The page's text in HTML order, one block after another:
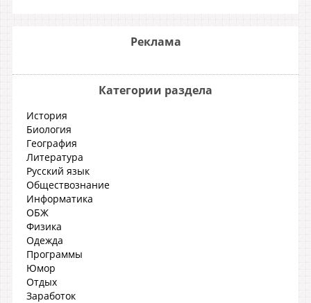
Реклама
Категории раздела
История
Биология
География
Литература
Русский язык
Обществознание
Информатика
ОБЖ
Физика
Одежда
Программы
Юмор
Отдых
Заработок